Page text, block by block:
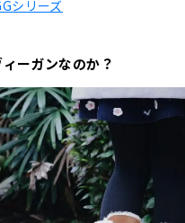
シリーズ
ーガンなのか？